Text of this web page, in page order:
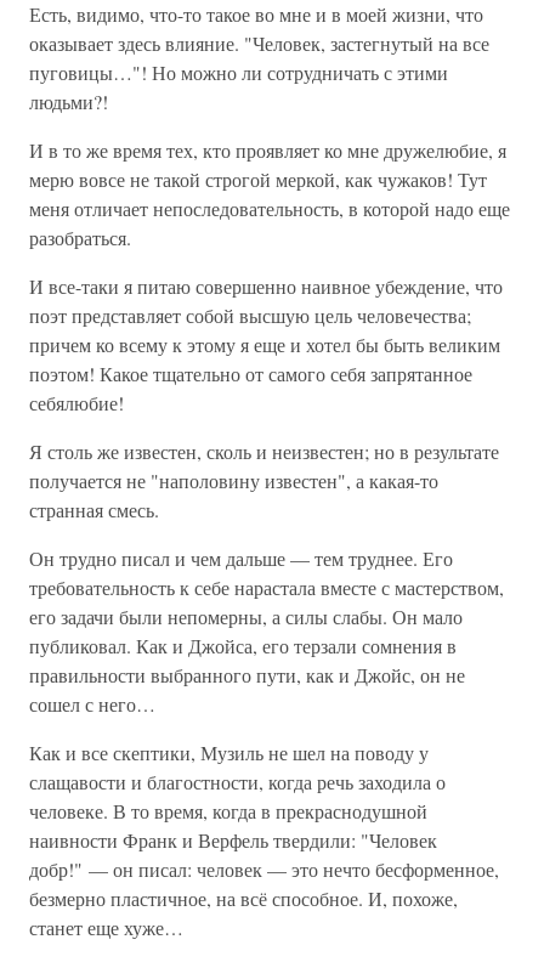
Есть, видимо, что-то такое во мне и в моей жизни, что
оказывает здесь влияние. "Человек, застегнутый на все
пуговицы…"! Но можно ли сотрудничать с этими
людьми?!
И в то же время тех, кто проявляет ко мне дружелюбие, я
мерю вовсе не такой строгой меркой, как чужаков! Тут
меня отличает непоследовательность, в которой надо еще
разобраться.
И все-таки я питаю совершенно наивное убеждение, что
поэт представляет собой высшую цель человечества;
причем ко всему к этому я еще и хотел бы быть великим
поэтом! Какое тщательно от самого себя запрятанное
себялюбие!
Я столь же известен, сколь и неизвестен; но в результате
получается не "наполовину известен", а какая-то
странная смесь.
Он трудно писал и чем дальше — тем труднее. Его
требовательность к себе нарастала вместе с мастерством,
его задачи были непомерны, а силы слабы. Он мало
публиковал. Как и Джойса, его терзали сомнения в
правильности выбранного пути, как и Джойс, он не
сошел с него…
Как и все скептики, Музиль не шел на поводу у
слащавости и благостности, когда речь заходила о
человеке. В то время, когда в прекраснодушной
наивности Франк и Верфель твердили: "Человек
добр!" — он писал: человек — это нечто бесформенное,
безмерно пластичное, на всё способное. И, похоже,
станет еще хуже…